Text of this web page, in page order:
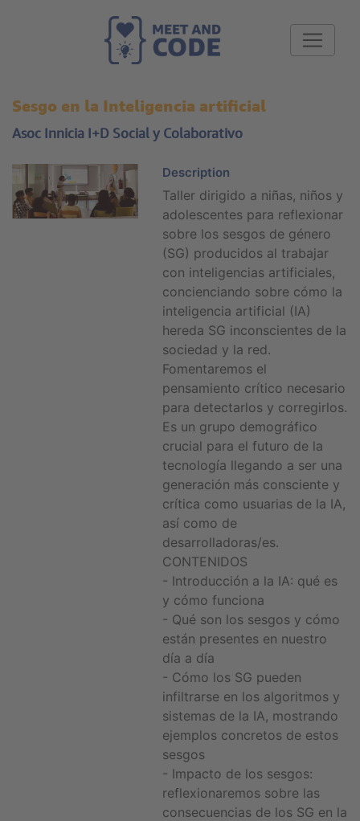
Sesgo en la Inteligencia artificial
Asoc Innicia I+D Social y Colaborativo
Description
Taller dirigido a niñas, niños y
adolescentes para reflexionar
sobre los sesgos de género
(SG) producidos al trabajar
con inteligencias artificiales,
concienciando sobre cómo la
inteligencia artificial (IA)
hereda SG inconscientes de la
sociedad y la red.
Fomentaremos el
pensamiento crítico necesario
para detectarlos y corregirlos.
Es un grupo demográfico
crucial para el futuro de la
tecnología llegando a ser una
generación más consciente y
crítica como usuarias de la IA,
así como de
desarrolladoras/es.
CONTENIDOS
- Introducción a la IA: qué es
y cómo funciona
- Qué son los sesgos y cómo
están presentes en nuestro
día a día
- Cómo los SG pueden
infiltrarse en los algoritmos y
sistemas de la IA, mostrando
ejemplos concretos de estos
sesgos
- Impacto de los sesgos:
reflexionaremos sobre las
consecuencias de los SG en la